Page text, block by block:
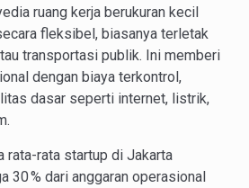
ruang kerja berukuran kecil
fleksibel, biasanya terletak
transportasi publik. Ini memberi
dengan biaya terkontrol,
dasar seperti internet, listrik,
rata-rata startup di Jakarta
30 % dari anggaran operasional